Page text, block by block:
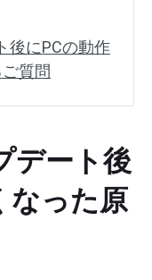
後にPCの動作
質問
デート後
なった原